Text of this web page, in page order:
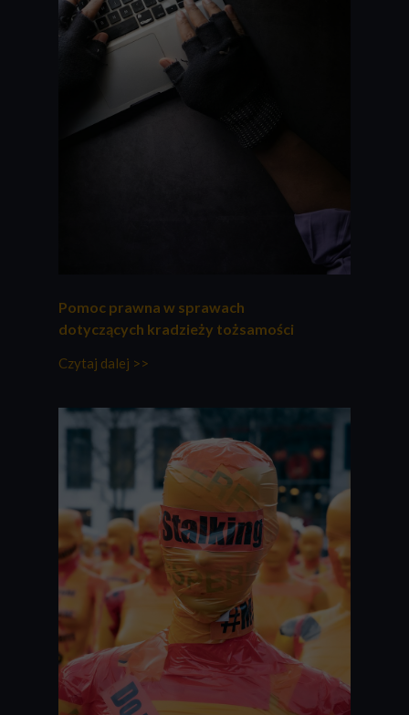
Pomoc prawna w sprawach
dotyczących kradzieży tożsamości
Czytaj dalej >>